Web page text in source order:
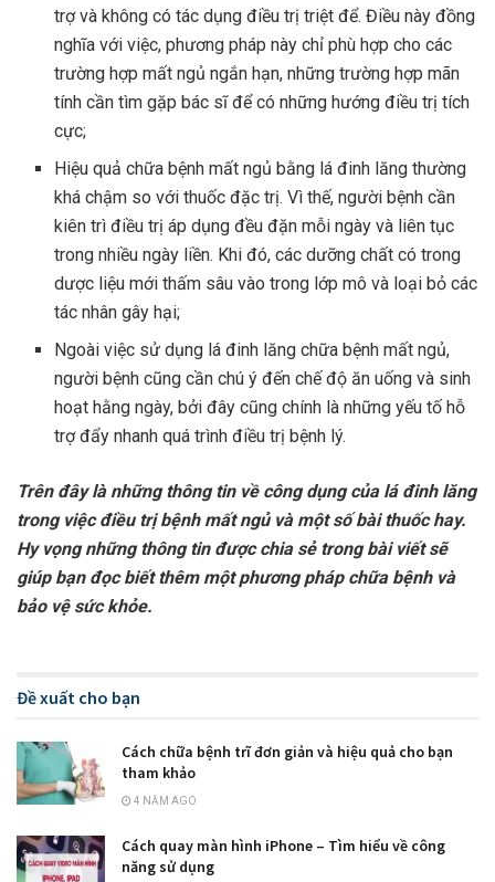
trợ và không có tác dụng điều trị triệt để. Điều này đồng
nghĩa với việc, phương pháp này chỉ phù hợp cho các
trường hợp mất ngủ ngắn hạn, những trường hợp mãn
tính cần tìm gặp bác sĩ để có những hướng điều trị tích
cực;
Hiệu quả chữa bệnh mất ngủ bằng lá đinh lăng thường
khá chậm so với thuốc đặc trị. Vì thế, người bệnh cần
kiên trì điều trị áp dụng đều đặn mỗi ngày và liên tục
trong nhiều ngày liền. Khi đó, các dưỡng chất có trong
dược liệu mới thấm sâu vào trong lớp mô và loại bỏ các
tác nhân gây hại;
Ngoài việc sử dụng lá đinh lăng chữa bệnh mất ngủ,
người bệnh cũng cần chú ý đến chế độ ăn uống và sinh
hoạt hằng ngày, bởi đây cũng chính là những yếu tố hỗ
trợ đẩy nhanh quá trình điều trị bệnh lý.
Trên đây là những thông tin về công dụng của lá đinh lăng
trong việc điều trị bệnh mất ngủ và một số bài thuốc hay.
Hy vọng những thông tin được chia sẻ trong bài viết sẽ
giúp bạn đọc biết thêm một phương pháp chữa bệnh và
bảo vệ sức khỏe.
Đề xuất cho bạn
Cách chữa bệnh trĩ đơn giản và hiệu quả cho bạn
tham khảo
4 NĂM AGO
Cách quay màn hình iPhone – Tìm hiểu về công
năng sử dụng